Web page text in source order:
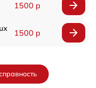
1500 р
1500 р